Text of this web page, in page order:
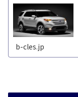
b-cles.jp